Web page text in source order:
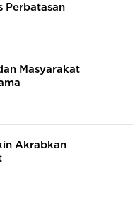
Perbatasan
Masyarakat
Akrabkan